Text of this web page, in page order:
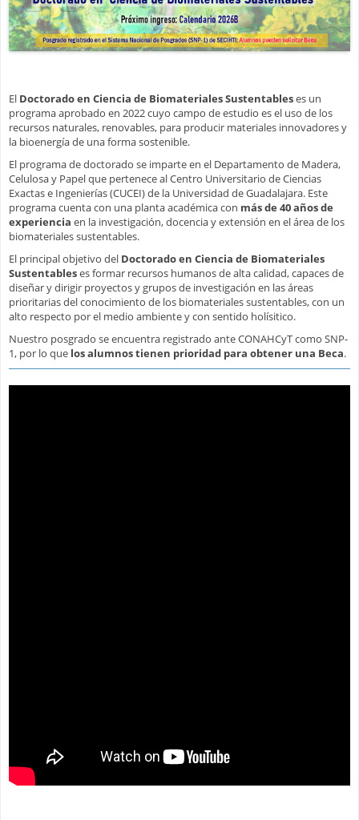
El Doctorado en Ciencia de Biomateriales Sustentableses un
programa aprobado en 2022 cuyo campo de estudio es el uso de los
recursos naturales, renovables, para producir materiales innovadores y
la bioenergía de una forma sostenible.
El programa de doctorado se imparte en el Departamento de Madera,
Celulosa y Papel que pertenece al Centro Universitario de Ciencias
Exactas e Ingenierías (CUCEI) de la Universidad de Guadalajara. Este
programa cuenta con una planta académica con más de 40 años de
experiencia en la investigación, docencia y extensión en el área de los
biomateriales sustentables.
El principal objetivo del Doctorado en Ciencia de Biomateriales
Sustentableses formar recursos humanos de alta calidad, capaces de
diseñar y dirigir proyectos y grupos de investigación en las áreas
prioritarias del conocimiento de los biomateriales sustentables, con un
alto respecto por el medio ambiente y con sentido holísitico.
Nuestro posgrado se encuentra registrado ante CONAHCyT como SNP-
1, por lo que los alumnos tienen prioridad para obtener una Beca.